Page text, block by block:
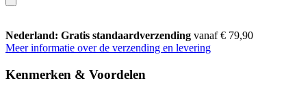
Nederland: Gratis standaardverzending vanaf € 79,90
Meer informatie over de verzending en levering
Kenmerken & Voordelen